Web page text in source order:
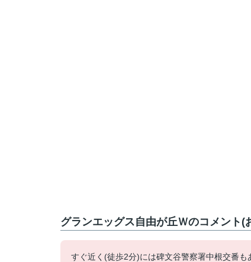
グランエッグス自由が丘Ｗのコメント(
すぐ近く(徒歩2分)には碑文谷警察署中根交番